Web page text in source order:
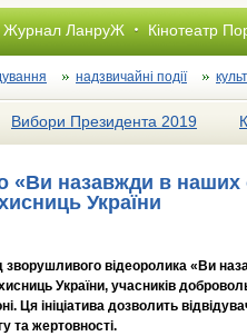
Журнал ЛанруЖ Кінотеатр
надзвичайні події
Вибори Президента 2019
«Ви назавжди в
України
зворушливого відеоролика «Ви
України, учасників
Ця ініціатива дозволить
та жертовності.